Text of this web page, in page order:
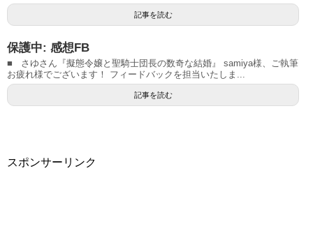
記事を読む
保護中: 感想FB
■ さゆさん『擬態令嬢と聖騎士団長の数奇な結婚』 samiya様、ご執筆
お疲れ様でございます！ フィードバックを担当いたしま...
記事を読む
スポンサーリンク